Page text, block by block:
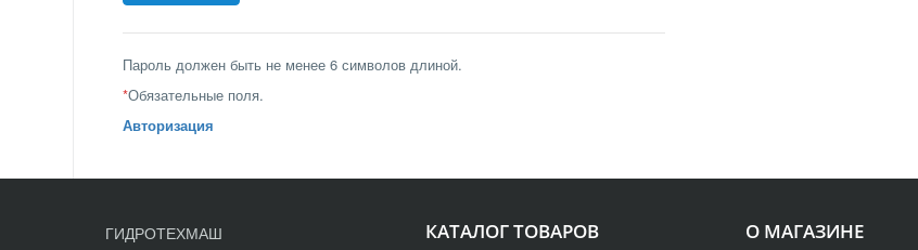
Пароль должен быть не менее 6 символов длиной.
*Обязательные поля.
Авторизация
О МАГАЗИНЕ
КАТАЛОГ ТОВАРОВ
ГИДРОТЕХМАШ